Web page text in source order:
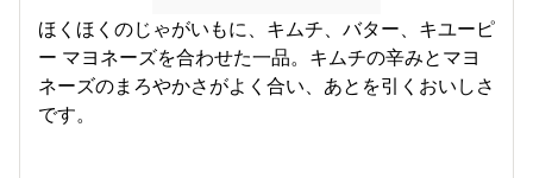
ほくほくのじゃがいもに、キムチ、バター、キユーピ
ー マヨネーズを合わせた一品。キムチの辛みとマヨ
ネーズのまろやかさがよく合い、あとを引くおいしさ
です。